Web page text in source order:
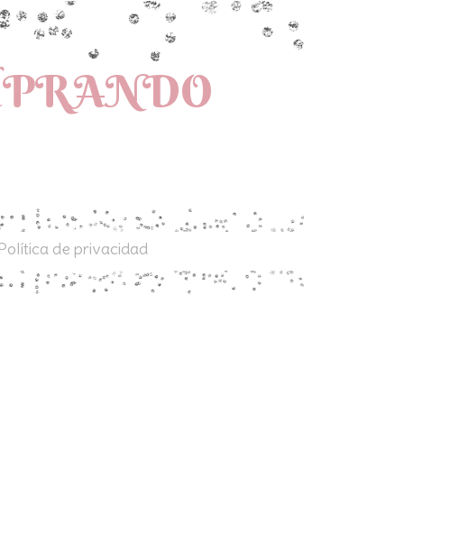
de privacidad